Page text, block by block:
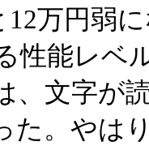
12万円弱
性能レベ
、文字が
た。やは